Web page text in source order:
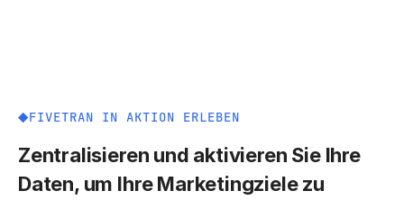
FIVETRAN IN AKTION ERLEBEN
Zentralisieren und aktivieren Sie Ihre
Daten, um Ihre Marketingziele zu